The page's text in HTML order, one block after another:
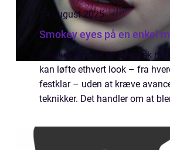
14 august 2025
Smokey eyes på en enkel
Smokey eyes er en klassisk
kan løfte ethvert look – fra
festklar – uden at kræve
teknikker. Det handler om at